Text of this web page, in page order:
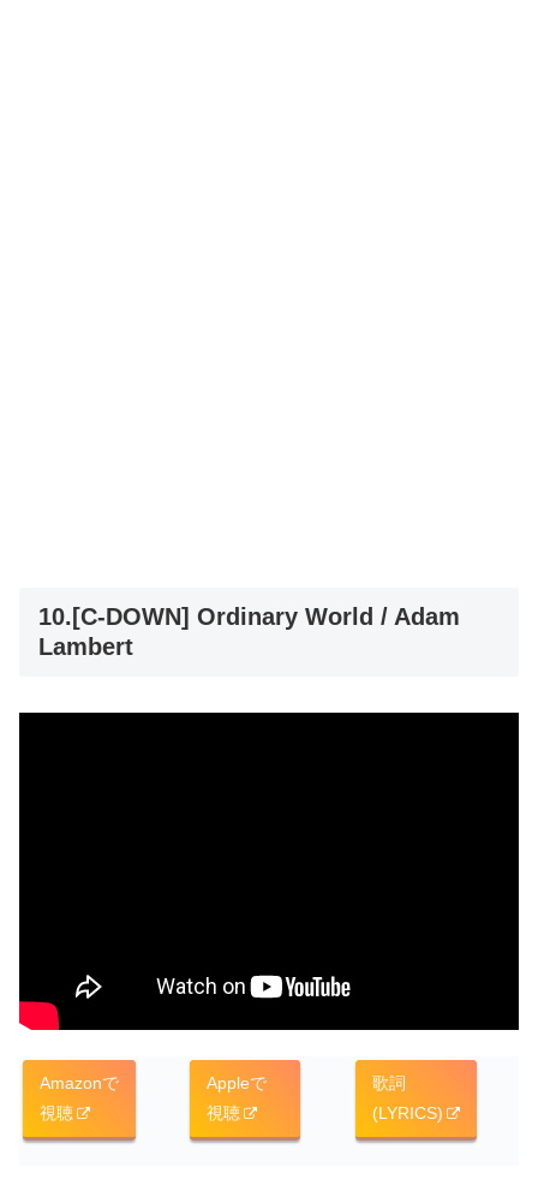
10.[C-DOWN] Ordinary World / Adam
Lambert
Amazonで
視聴
Appleで
視聴
歌詞
(LYRICS)